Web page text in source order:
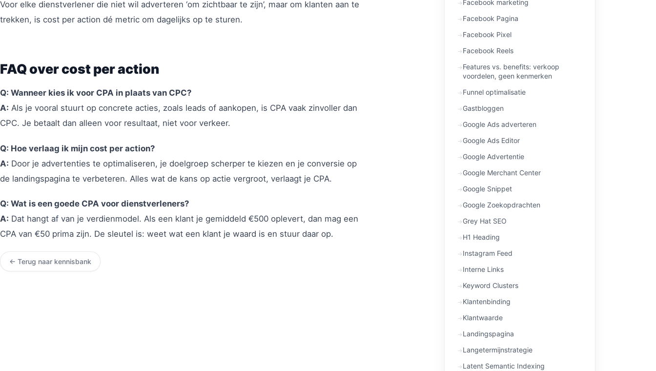
Voor elke dienstverlener die niet wil adverteren ‘om zichtbaar te zijn’, maar om klanten aan te
trekken, is cost per action dé metric om dagelijks op te sturen.
FAQ over cost per action
Q: Wanneer kies ik voor CPA in plaats van CPC?
A: Als je vooral stuurt op concrete acties, zoals leads of aankopen, is CPA vaak zinvoller dan
CPC. Je betaalt dan alleen voor resultaat, niet voor verkeer.
Q: Hoe verlaag ik mijn cost per action?
A: Door je advertenties te optimaliseren, je doelgroep scherper te kiezen en je conversie op
de landingspagina te verbeteren. Alles wat de kans op actie vergroot, verlaagt je CPA.
Q: Wat is een goede CPA voor dienstverleners?
A: Dat hangt af van je verdienmodel. Als een klant je gemiddeld €500 oplevert, dan mag een
CPA van €50 prima zijn. De sleutel is: weet wat een klant je waard is en stuur daar op.
← Terug naar kennisbank
Facebook marketing
Facebook Pagina
Facebook Pixel
Facebook Reels
Features vs. benefits: verkoop
voordelen, geen kenmerken
Funnel optimalisatie
Gastbloggen
Google Ads adverteren
Google Ads Editor
Google Advertentie
Google Merchant Center
Google Snippet
Google Zoekopdrachten
Grey Hat SEO
H1 Heading
Instagram Feed
Interne Links
Keyword Clusters
Klantenbinding
Klantwaarde
Landingspagina
Langetermijnstrategie
Latent Semantic Indexing